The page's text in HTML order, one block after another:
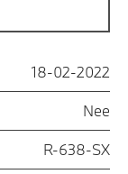
18-02-2022
Nee
R-638-SX